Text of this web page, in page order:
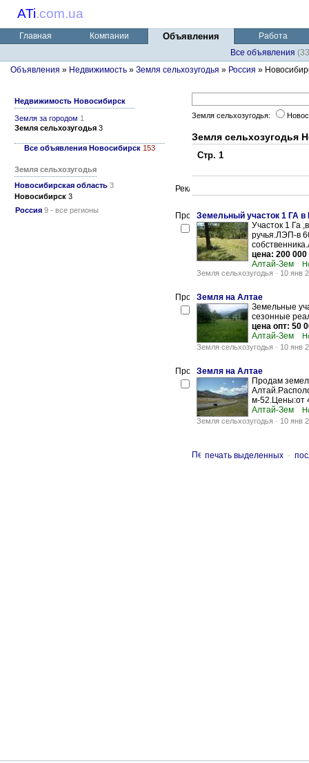
ATi.com.ua
Главная Компании Объявления
Работа
Все объявления
Объявления » Недвижимость » Земля сельхозугодья » Россия »
Недвижимость Новосибирск
Земля за городом 1
Земля сельхозугодья 3
Все объявления Новосибирск 153
Земля сельхозугодья
Новосибирская область 3
Новосибирск 3
Россия 9 - все регионы
Земля сельхозугодья:
Земля сельхозугодья
Стр. 1
Земельный участок 1 ГА в
Участок 1 Га
ручья.ЛЭП-в
цена: 200 000
Алтай-Зем
Земля сельхозугодья - 10 янв
Земля на Алтае
Земельные
сезонные
цена опт: 50
Алтай-Зем
Земля сельхозугодья - 10 янв
Земля на Алтае
Продам
м-52.Цены:от
Алтай-Зем
Земля сельхозугодья - 10 янв
печать выделенных -